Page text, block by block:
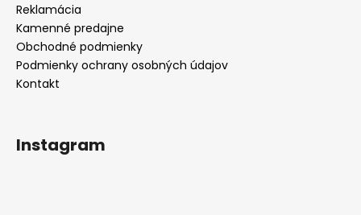
Reklamácia
Kamenné predajne
Obchodné podmienky
Podmienky ochrany osobných údajov
Kontakt
Instagram